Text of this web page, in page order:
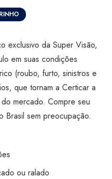
exclusivo da Super Visão,
em suas condições
(roubo, furto, sinistros e
que tornam a Certicar a
mercado. Compre seu
Brasil sem preocupação.
ou ralado